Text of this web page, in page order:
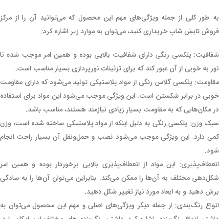
به طور کلی از جمله ویژگی‌های مهم این محصول که می‌توانید آن را از مرکز
فروش تابش شاپ خریداری کنید، می‌توان به موارد زیر اشاره کرد:
شفافیت: پلکسی رنگی دارای شفافیت بالایی بوده و همین امر موجب شده تا
نور به خوبی از آن عبور کند که برای تزئینات نورپردازی بسیار مناسب است.
مقاومت: پلکسی گلاس رنگی از مواد پلاستیکی تولید می‌شود که دارای مقاومت
خوبی در برابر شکستن است. این ویژگی موجب می‌شود این مواد برای استفاده
در مکان‌هایی که به مقاومت بسیار زیادی نیازمند هستند، مناسب باشد.
سبک وزن: پلکسی رنگی به دلیل اینکه از مواد پلاستیکی ساخته شده است، وزن
کمی دارد. این ویژگی موجب می‌شود نصب و حمل‌ونقل آن بسیار راحت انجام
شود.
انعطاف‌پذیری: این مواد از انعطاف‌پذیری بالایی برخوردار بوده و همین امر
شکل‌دهی مختلف به آن‌ها را ممکن می‌کند. بنابراین می‌توان آن‌ها را به سادگی
برش دهید و به ابعاد مورد نیاز تغییر شکل دهید.
انواع رنگ‌بندی: از جمله دیگر ویژگی‌های اصلی و مهم این محصول می‌توان به